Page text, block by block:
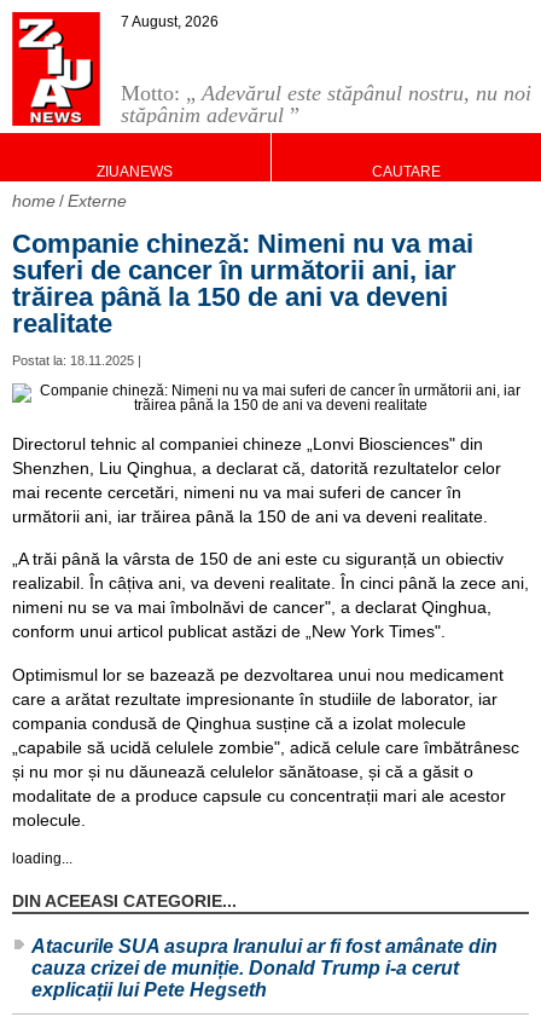
Motto: „Adevărul este stăpânul nostru, nu noi
stăpânim adevărul ”
7 August, 2026
ZIUANEWS CAUTARE
home Externe
Companie chineză: Nimeni nu va mai
suferi de cancer în următorii ani, iar
trăirea până la 150 de ani va deveni
realitate
Postat la: 18.11.2025 |
Directorul tehnic al companiei chineze „Lonvi Biosciences" din
Shenzhen, Liu Qinghua, a declarat că, datorită rezultatelor celor
mai recente cercetări, nimeni nu va mai suferi de cancer în
următorii ani, iar trăirea până la 150 de ani va deveni realitate.
„A trăi până la vârsta de 150 de ani este cu siguranță un obiectiv
realizabil. În câțiva ani, va deveni realitate. În cinci până la zece ani,
nimeni nu se va mai îmbolnăvi de cancer", a declarat Qinghua,
conform unui articol publicat astăzi de „New York Times".
Optimismul lor se bazează pe dezvoltarea unui nou medicament
care a arătat rezultate impresionante în studiile de laborator, iar
compania condusă de Qinghua susține că a izolat molecule
„capabile să ucidă celulele zombie", adică celule care îmbătrânesc
și nu mor și nu dăunează celulelor sănătoase, și că a găsit o
modalitate de a produce capsule cu concentrații mari ale acestor
molecule.
loading...
DIN ACEEASI CATEGORIE...
Atacurile SUA asupra Iranului ar fi fost amânate din
cauza crizei de muniție. Donald Trump i-a cerut
explicații lui Pete Hegseth